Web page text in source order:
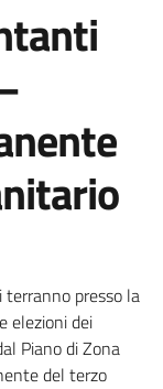
presso la
elezioni dei
Piano di Zona
del terzo